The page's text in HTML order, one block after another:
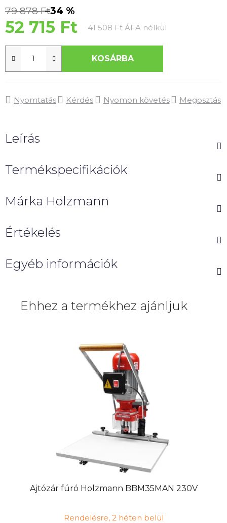
csillag.
79 878 Ft–34 %
52 715 Ft 41 508 Ft ÁFA nélkül
KOSÁRBA
Nyomtatás Kérdés Nyomon követés Megosztás
Leírás
Termékspecifikációk
Márka Holzmann
Értékelés
Egyéb információk
Ehhez a termékhez ajánljuk
Ajtózár fúró Holzmann BBM35MAN 230V
Rendelésre, 2 héten belül